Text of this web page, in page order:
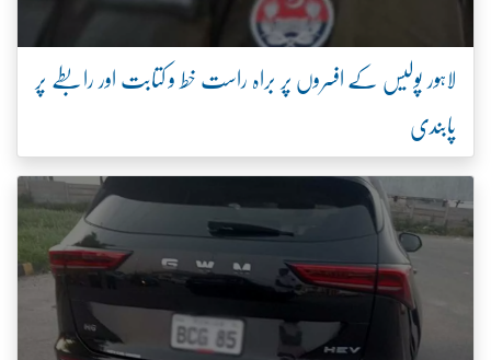
لاہور پولیس کے افسروں پر براہ راست خط و کتابت اور رابطے پر
پابندی